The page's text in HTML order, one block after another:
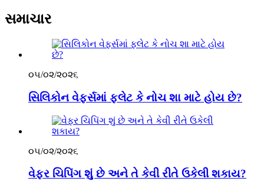
સમાચાર
૦૫/૦૨/૨૦૨૬
સિલિકોન વેફર્સમાં ફ્લેટ કે નોચ શા માટે હોય છે?
૦૫/૦૨/૨૦૨૬
વેફર ચિપિંગ શું છે અને તે કેવી રીતે ઉકેલી શકાય?